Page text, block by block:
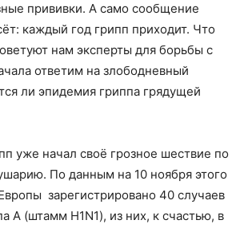
прививки. А само сообщение
каждый год грипп приходит. Что
нам эксперты для борьбы с
ответим на злободневный
ли эпидемия гриппа грядущей
уже начал своё грозное шествие по
По данным на 10 ноября этого
зарегистрировано 40 случаев
А (штамм H1N1), из них, к счастью, в